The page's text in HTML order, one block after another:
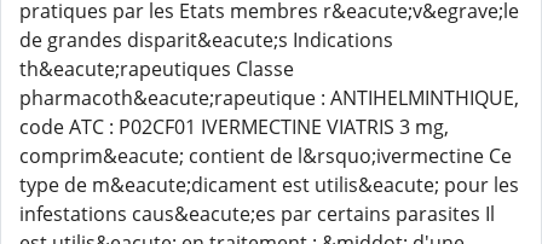
pratiques par les Etats membres r&eacute;v&egrave;le
de grandes disparit&eacute;s Indications
th&eacute;rapeutiques Classe
pharmacoth&eacute;rapeutique : ANTIHELMINTHIQUE,
code ATC : P02CF01 IVERMECTINE VIATRIS 3 mg,
comprim&eacute; contient de l&rsquo;ivermectine Ce
type de m&eacute;dicament est utilis&eacute; pour les
infestations caus&eacute;es par certains parasites Il